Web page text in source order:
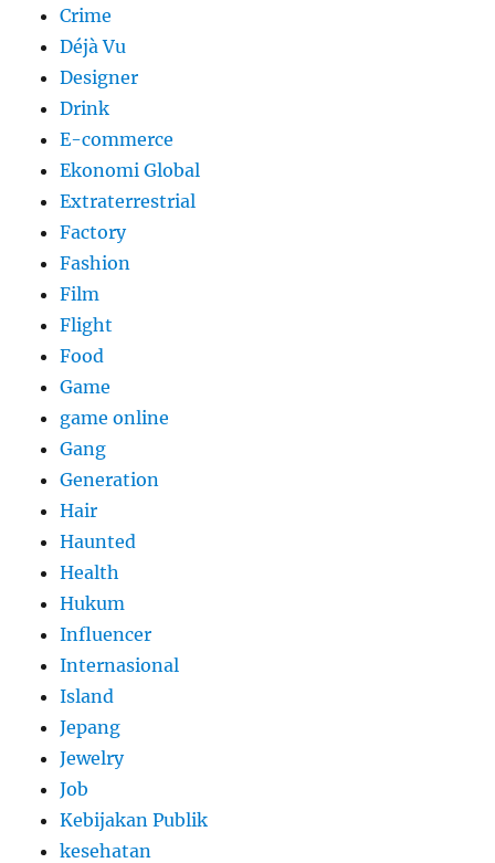
Crime
Déjà Vu
Designer
Drink
E-commerce
Ekonomi Global
Extraterrestrial
Factory
Fashion
Film
Flight
Food
Game
game online
Gang
Generation
Hair
Haunted
Health
Hukum
Influencer
Internasional
Island
Jepang
Jewelry
Job
Kebijakan Publik
kesehatan